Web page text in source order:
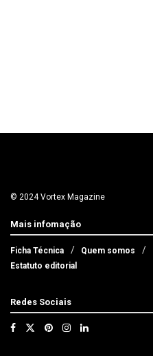
© 2024 Vortex Magazine
Mais infomação
Ficha Técnica Quem somos
Estatuto editorial
Redes Sociais